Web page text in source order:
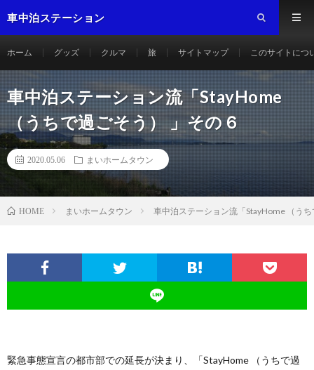
車中泊ステーション
ホーム グッズ クルマ 旅 サイトマップ このサイトにつ
車中泊ステーション流「StayHome
（うちで過ごそう） 」その６
2020.05.06 まいホームタウン
HOME まいホームタウン 車中泊ステーション流「StayHome （う
緊急事態宣言の都市部での延長が決まり、「StayHome （うちで過